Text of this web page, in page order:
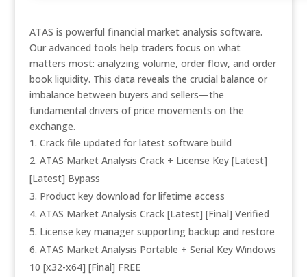
ATAS is powerful financial market analysis software.
Our advanced tools help traders focus on what
matters most: analyzing volume, order flow, and order
book liquidity. This data reveals the crucial balance or
imbalance between buyers and sellers—the
fundamental drivers of price movements on the
exchange.
Crack file updated for latest software build
ATAS Market Analysis Crack + License Key [Latest]
[Latest] Bypass
Product key download for lifetime access
ATAS Market Analysis Crack [Latest] [Final] Verified
License key manager supporting backup and restore
ATAS Market Analysis Portable + Serial Key Windows
10 [x32-x64] [Final] FREE